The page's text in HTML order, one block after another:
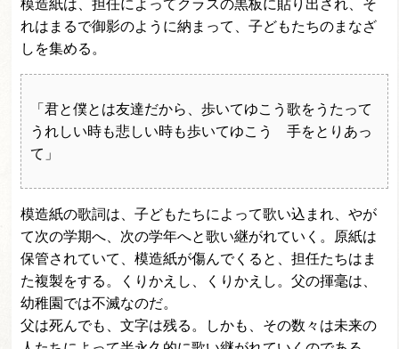
模造紙は、担任によってクラスの黒板に貼り出され、そ
れはまるで御影のように納まって、子どもたちのまなざ
しを集める。
「君と僕とは友達だから、歩いてゆこう歌をうたって
うれしい時も悲しい時も歩いてゆこう 手をとりあっ
て」
模造紙の歌詞は、子どもたちによって歌い込まれ、やが
て次の学期へ、次の学年へと歌い継がれていく。原紙は
保管されていて、模造紙が傷んでくると、担任たちはま
た複製をする。くりかえし、くりかえし。父の揮毫は、
幼稚園では不滅なのだ。
父は死んでも、文字は残る。しかも、その数々は未来の